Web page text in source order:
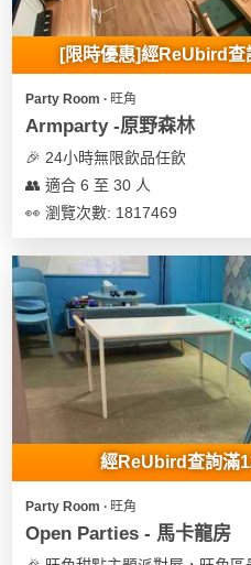
地
奇
玩
驗
作
工
作
坊
樂
遊
[限時優惠]經ReUbird
Party Room ∙ 旺角
Armparty -原野森林
🎉 24小時無限飲品任飲
👥 適合 6 至 30 人
👀 瀏覽次數: 1817469
經ReUbird查詢滿
Party Room ∙ 旺角
Open Parties - 馬卡龍房